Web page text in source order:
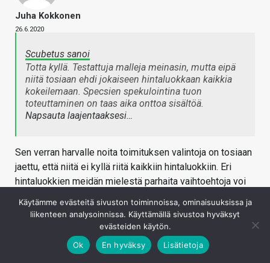
Juha Kokkonen
26.6.2020
Scubetus sanoi
Totta kyllä. Testattuja malleja meinasin, mutta eipä
niitä tosiaan ehdi jokaiseen hintaluokkaan kaikkia
kokeilemaan. Specsien spekulointina tuon
toteuttaminen on taas aika onttoa sisältöä.
Napsauta laajentaaksesi…
Sen verran harvalle noita toimituksen valintoja on tosiaan
jaettu, että niitä ei kyllä riitä kaikkiin hintaluokkiin. Eri
hintaluokkien meidän mielestä parhaita vaihtoehtoja voi
Kirjaudu sisään vastataksesi
Käytämme evästeitä sivuston toiminnoissa, ominaisuuksissa ja
liikenteen analysoinnissa. Käyttämällä sivustoa hyväksyt
evästeiden käytön.
Ok
En hyväksy Lisätietoja